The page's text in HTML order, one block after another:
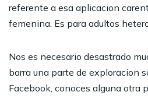
referente a esa aplicacion
femenina. Es para adultos
Nos es necesario desastrado
barra una parte de exploracion
Facebook, conoces alguna otra